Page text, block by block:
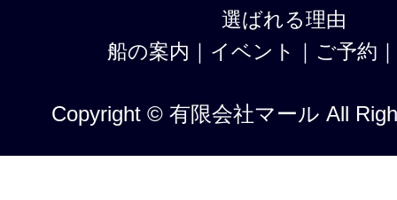
選ばれる理由
船の案内 ｜ イベント ｜ ご予約 ｜
Copyright © 有限会社マール All